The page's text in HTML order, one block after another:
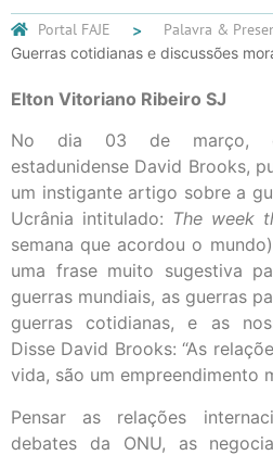
Portal FAJE Palavra &
Guerras cotidianas e discussões
Elton Vitoriano Ribeiro SJ
No dia 03 de março, o
estadunidense David Brooks,
um instigante artigo sobre a
Ucrânia intitulado: The week
semana que acordou o
uma frase muito sugestiva
guerras mundiais, as guerras
guerras cotidianas, e as
Disse David Brooks: “As
vida, são um empreendimento
Pensar as relações
debates da ONU, as